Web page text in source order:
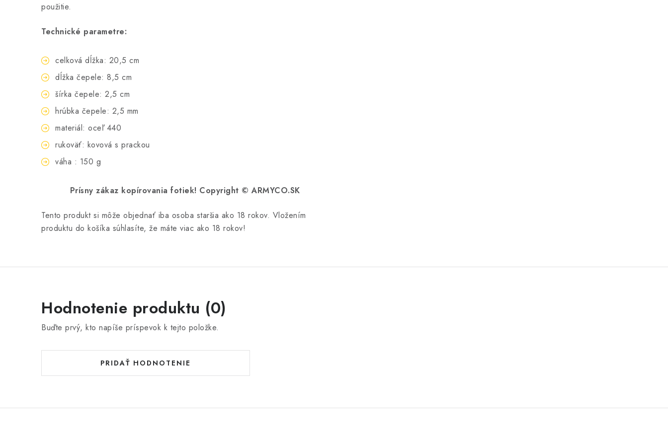
použitie.
Technické parametre:
celková dĺžka: 20,5 cm
dĺžka čepele: 8,5 cm
šírka čepele: 2,5 cm
hrúbka čepele: 2,5 mm
materiál: oceľ 440
rukoväť: kovová s prackou
váha : 150 g
Prísny zákaz kopírovania fotiek! Copyright © ARMYCO.SK
Tento produkt si môže objednať iba osoba staršia ako 18 rokov. Vložením
produktu do košíka súhlasíte, že máte viac ako 18 rokov!
Hodnotenie produktu (0)
Buďte prvý, kto napíše príspevok k tejto položke.
PRIDAŤ HODNOTENIE